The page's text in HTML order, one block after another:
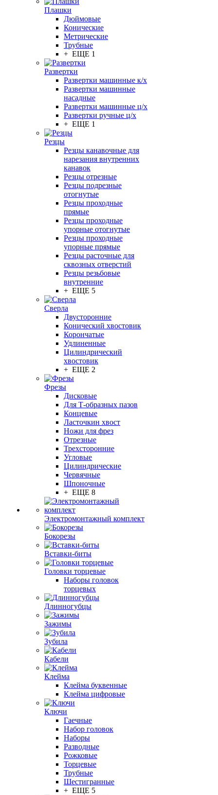
Плашки
Дюймовые
Конические
Метрические
Трубные
+ ЕЩЕ 1
Развертки
Развертки машинные к/х
Развертки машинные
насадные
Развертки машинные ц/х
Развертки ручные ц/х
+ ЕЩЕ 1
Резцы
Резцы канавочные для
нарезания внутренних
канавок
Резцы отрезные
Резцы подрезные
отогнутые
Резцы проходные
прямые
Резцы проходные
упорные отогнутые
Резцы проходные
упорные прямые
Резцы расточные для
сквозных отверстий
Резцы резьбовые
внутренние
+ ЕЩЕ 5
Сверла
Двусторонние
Конический хвостовик
Корончатые
Удлиненные
Цилиндрический
хвостовик
+ ЕЩЕ 2
Фрезы
Дисковые
Для Т-образных пазов
Концевые
Ласточкин хвост
Ножи для фрез
Отрезные
Трехсторонние
Угловые
Цилиндрические
Червячные
Шпоночные
+ ЕЩЕ 8
Электромонтажный комплект
Бокорезы
Вставки-биты
Головки торцевые
Наборы головок
торцевых
Длинногубцы
Зажимы
Зубила
Кабели
Клейма
Клейма буквенные
Клейма цифровые
Ключи
Гаечные
Набор головок
Наборы
Разводные
Рожковые
Торцевые
Трубные
Шестигранные
+ ЕЩЕ 5